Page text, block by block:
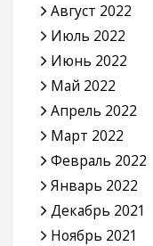
Август 2022
Июль 2022
Июнь 2022
Май 2022
Апрель 2022
Март 2022
Февраль 2022
Январь 2022
Декабрь 2021
Ноябрь 2021